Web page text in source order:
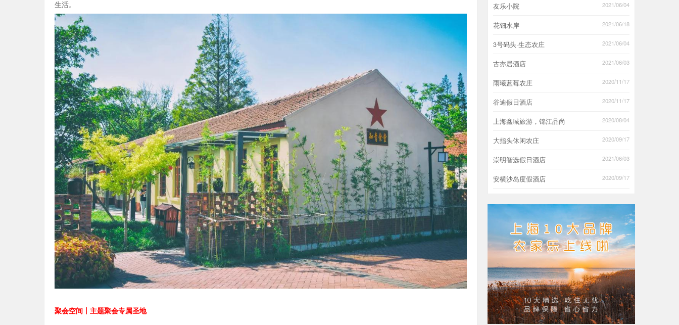
生活。
聚会空间丨主题聚会专属圣地
友乐小院 2021/06/04
花钿水岸 2021/06/18
3号码头·生态农庄 2021/06/04
古亦居酒店 2021/06/03
雨曦蓝莓农庄 2020/11/17
谷迪假日酒店 2020/11/17
上海鑫珹旅游，锦江品尚 2020/08/04
大指头休闲农庄 2020/09/17
崇明智选假日酒店 2021/06/03
安横沙岛度假酒店 2020/09/17